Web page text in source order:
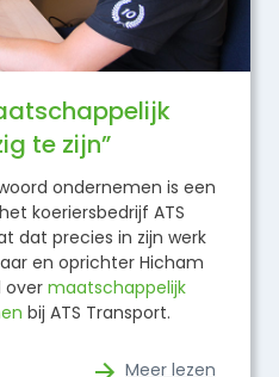
te zijn”
ondernemen is een
koeriersbedrijf ATS
dat precies in zijn werk
en oprichter Hicham
over maatschappelijk
bij ATS Transport.
Meer lezen